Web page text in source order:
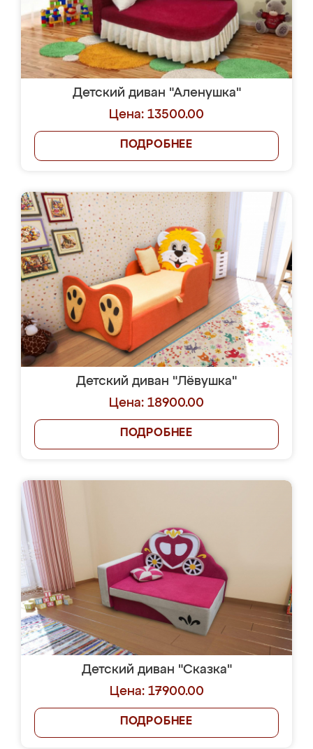
Детский диван "Аленушка"
Цена: 13500.00
ПОДРОБНЕЕ
Детский диван "Лёвушка"
Цена: 18900.00
ПОДРОБНЕЕ
Детский диван "Сказка"
Цена: 17900.00
ПОДРОБНЕЕ